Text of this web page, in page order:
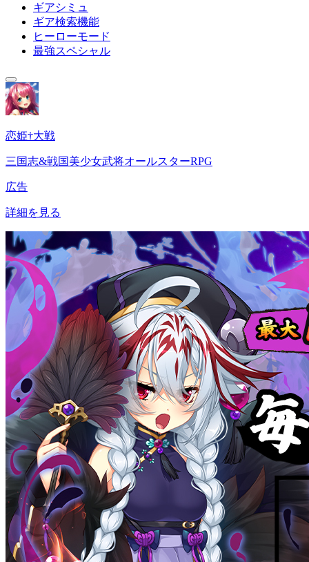
ギアシミュ
ギア検索機能
ヒーローモード
最強スペシャル
恋姫†大戦
三国志&戦国美少女武将オールスターRPG
広告
詳細を見る